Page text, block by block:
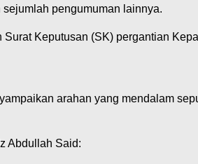
pengumuman lainnya.
Keputusan (SK) pergantian
arahan yang mendalam
Abdullah Said: